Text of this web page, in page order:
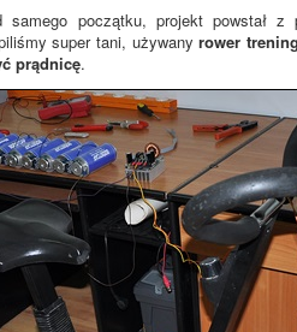
samego początku, projekt powstał
super tani, używanyrower
prądnicę.